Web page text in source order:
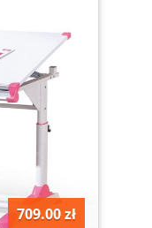
709.00 zł